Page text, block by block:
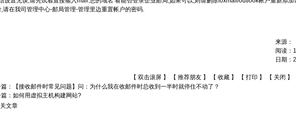
,请在我司管理中心-邮局管理-管理里边重置帐户的密码.
来源：
阅读：
日期：
【 双击滚屏 】 【 推荐朋友 】 【 收藏 】 【 打印 】 【 关闭 】
：
【接收邮件时常见问题】问：为什么我在收邮件时总收到一半时就停住不动了？
： 如何用虚拟主机构建网站?
文章